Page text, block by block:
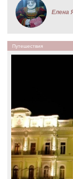
Елена
Путешествия